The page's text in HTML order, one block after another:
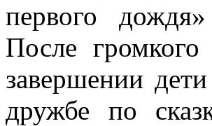
первого
После
завершении
дружбе по